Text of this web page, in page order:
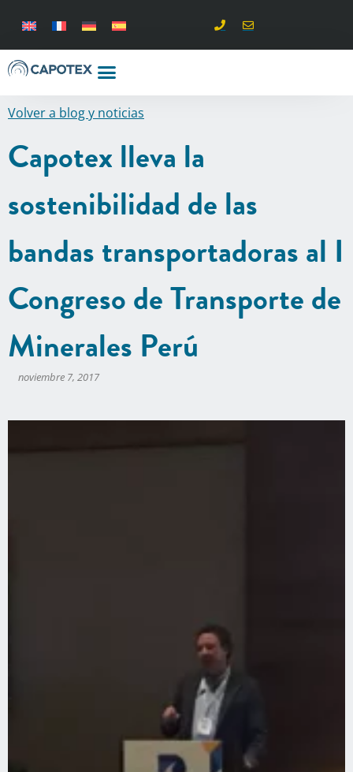
Volver a blog y noticias
Capotex lleva la
sostenibilidad de las
bandas transportadoras al I
Congreso de Transporte de
Minerales Perú
noviembre 7, 2017